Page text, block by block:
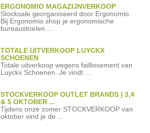
ERGONOMIO MAGAZIJNVERKOOP
Stocksale georganiseerd door Ergonomio.
Bij Ergonomio shop je ergonomische
bureaustoelen ...
TOTALE UITVERKOOP LUYCKX
SCHOENEN
Totale uitverkoop wegens faillissement van
Luyckx Schoenen. Je vindt ...
STOCKVERKOOP OUTLET BRANDS | 3,4
& 5 OKTOBER ...
Tijdens onze zomer STOCKVERKOOP van
oktober vind je de ...